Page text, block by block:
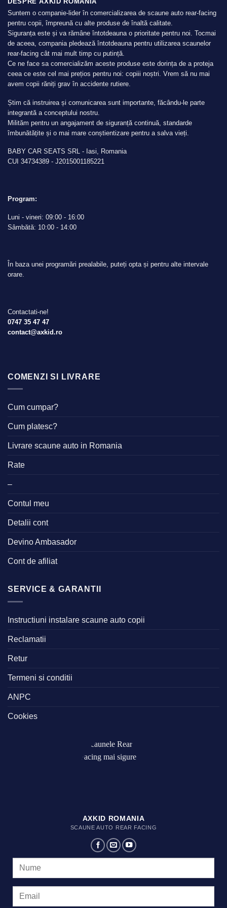
Suntem o companie-lider în comercializarea de scaune auto rear-facing
pentru copii, împreună cu alte produse de înaltă calitate.
Siguranța este și va rămâne întotdeauna o prioritate pentru noi. Tocmai
de aceea, compania pledează întotdeauna pentru utilizarea scaunelor
rear-facing cât mai mult timp cu putință.
Ce ne face sa comercializăm aceste produse este dorința de a proteja
ceea ce este cel mai prețios pentru noi: copiii noștri. Vrem să nu mai
avem copii răniți grav în accidente rutiere.
Știm că instruirea și comunicarea sunt importante, făcându-le parte
integrantă a conceptului nostru.
Milităm pentru un angajament de siguranță continuă, standarde
îmbunătățite și o mai mare conștientizare pentru a salva vieți.
BABY CAR SEATS SRL - Iasi, Romania
CUI 34734389 - J2015001185221
Program:
Luni - vineri: 09:00 - 16:00
Sâmbătă: 10:00 - 14:00
În baza unei programări prealabile, puteți opta și pentru alte intervale
orare.
Contactati-ne!
0747 35 47 47
contact@axkid.ro
COMENZI SI LIVRARE
Cum cumpar?
Cum platesc?
Livrare scaune auto in Romania
Rate
–
Contul meu
Detalii cont
Devino Ambasador
Cont de afiliat
SERVICE & GARANTII
Instructiuni instalare scaune auto copii
Reclamatii
Retur
Termeni si conditii
ANPC
Cookies
AXKID ROMANIA
SCAUNE AUTO REAR FACING